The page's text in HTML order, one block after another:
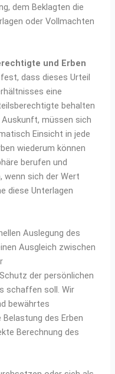
dem Beklagten die
oder Vollmachten
und Erben
dass dieses Urteil
eine
behalten
müssen sich
Einsicht in jede
wiederum können
berufen und
wenn sich der Wert
diese Unterlagen
Auslegung des
Ausgleich zwischen
der persönlichen
schaffen soll. Wir
bewährtes
des Erben
Berechnung des